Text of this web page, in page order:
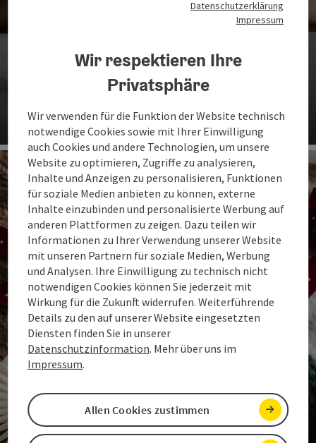
Alles handgemacht
Lustige Projekte für die Adventzeit
Datenschutzerklärung
Impressum
Wir respektieren Ihre
Privatsphäre
Wir verwenden für die Funktion der Website technisch
notwendige Cookies sowie mit Ihrer Einwilligung
auch Cookies und andere Technologien, um unsere
Website zu optimieren, Zugriffe zu analysieren,
Inhalte und Anzeigen zu personalisieren, Funktionen
für soziale Medien anbieten zu können, externe
Inhalte einzubinden und personalisierte Werbung auf
anderen Plattformen zu zeigen. Dazu teilen wir
Informationen zu Ihrer Verwendung unserer Website
mit unseren Partnern für soziale Medien, Werbung
und Analysen. Ihre Einwilligung zu technisch nicht
notwendigen Cookies können Sie jederzeit mit
Wirkung für die Zukunft widerrufen. Weiterführende
Details zu den auf unserer Website eingesetzten
Diensten finden Sie in unserer
Datenschutzinformation. Mehr über uns im
Impressum.
Allen Cookies zustimmen